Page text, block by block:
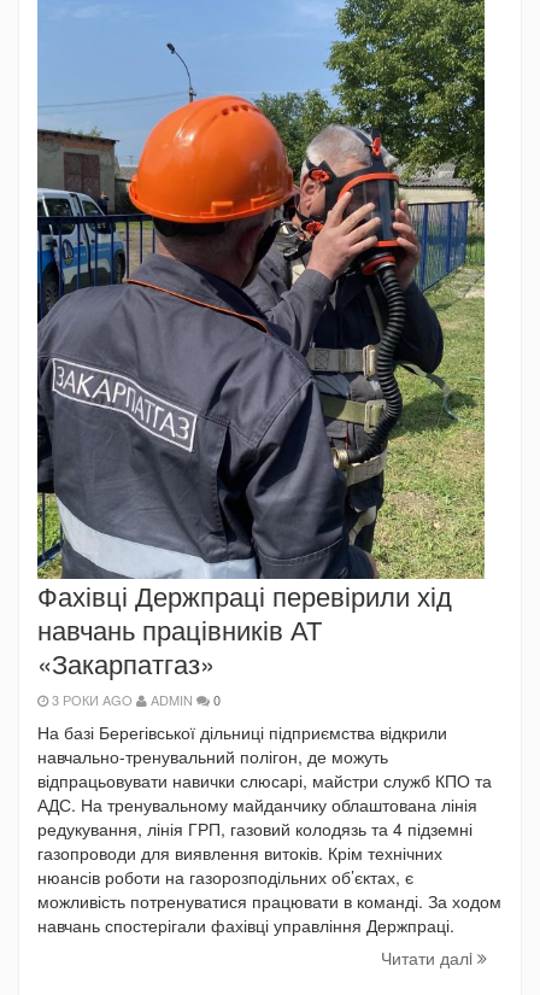
Фахівці Держпраці перевірили хід
навчань працівників АТ
«Закарпатгаз»
3 РОКИ AGO ADMIN 0
На базі Берегівської дільниці підприємства відкрили
навчально-тренувальний полігон, де можуть
відпрацьовувати навички слюсарі, майстри служб КПО та
АДС. На тренувальному майданчику облаштована лінія
редукування, лінія ГРП, газовий колодязь та 4 підземні
газопроводи для виявлення витоків. Крім технічних
нюансів роботи на газорозподільних об’єктах, є
можливість потренуватися працювати в команді. За ходом
навчань спостерігали фахівці управління Держпраці.
Читати далi